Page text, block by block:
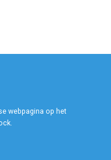
webpagina op het